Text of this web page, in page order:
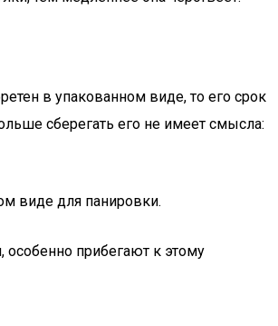
в упакованном виде, то его срок
сберегать его не имеет смысла:
виде для панировки.
прибегают к этому